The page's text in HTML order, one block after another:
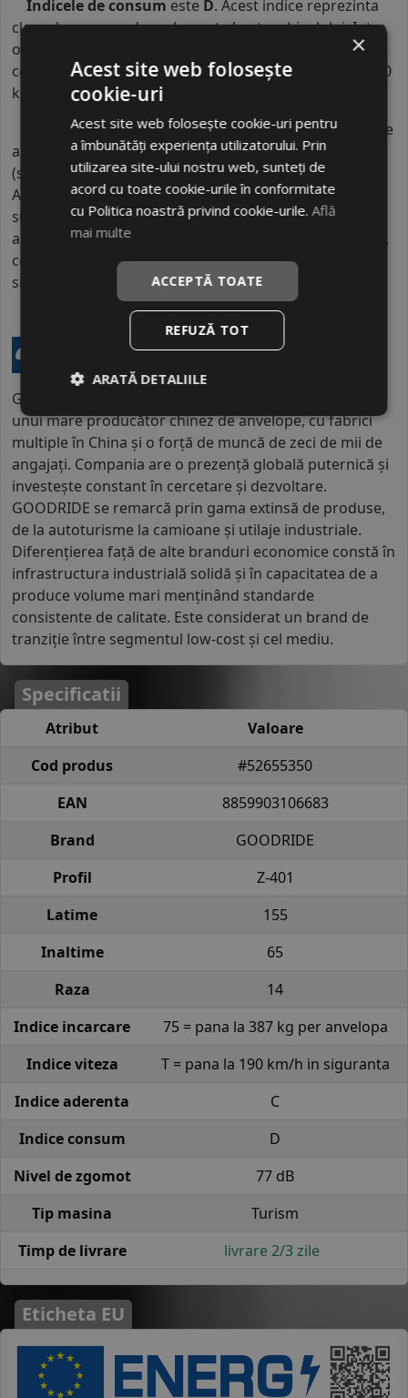
Indicele de consum este D. Acest indice reprezinta
clasa de consum de carburant al autovehiculului. Intre
o anvelopa cu clasa B si o alta din clasa C, consumul de
combustibil creste cu aproximativ 1 litru la fiecare 1000
km parcursi.
Indicele de aderentaal anvelopei esteC. Acest tip de
anvelope va avea o distanta de franare pe carosabil ud
(strat de apa intre 0.5 mm si 1.5 mm) cu 4 anvelope cu
ABS ruland cu 80 km/h, mai mare decat clasele
superioare. Intre o anvelopa din clasa de franare C si
alta din clasa E este o diferenta de aproximativ 9 metri,
contribuind astfel, la o siguranta mai mare a soferului
si participantilor din trafic.
GOODRIDE este un brand internațional aparținând
unui mare producător chinez de anvelope, cu fabrici
multiple în China și o forță de muncă de zeci de mii de
angajați. Compania are o prezență globală puternică și
investește constant în cercetare și dezvoltare.
GOODRIDE se remarcă prin gama extinsă de produse,
de la autoturisme la camioane și utilaje industriale.
Diferențierea față de alte branduri economice constă în
infrastructura industrială solidă și în capacitatea de a
produce volume mari menținând standarde
consistente de calitate. Este considerat un brand de
tranziție între segmentul low-cost și cel mediu.
Specificatii
Atribut
Valoare
Cod produs
#52655350
EAN
8859903106683
Brand
GOODRIDE
Profil
Z-401
Latime
155
Inaltime
65
Raza
14
Indice incarcare
75 = pana la 387 kg per anvelopa
Indice viteza
T = pana la 190 km/h in siguranta
Indice aderenta
C
Indice consum
D
Nivel de zgomot
77 dB
Tip masina
Turism
Timp de livrare
livrare 2/3 zile
Eticheta EU
×
Acest site web folosește
cookie-uri
Acest site web folosește cookie-uri pentru
a îmbunătăți experiența utilizatorului. Prin
utilizarea site-ului nostru web, sunteți de
acord cu toate cookie-urile în conformitate
cu Politica noastră privind cookie-urile.Află
mai multe
ACCEPTĂ TOATE
REFUZĂ TOT
ARATĂ DETALIILE